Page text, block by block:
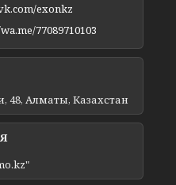
exonkz
77089710103
48, Алматы, Казахстан